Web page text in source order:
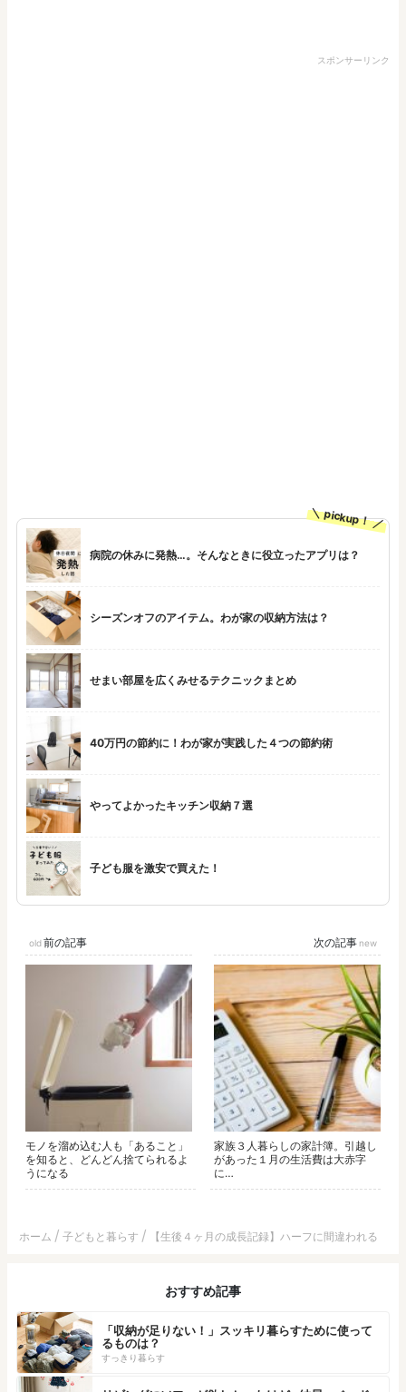
スポンサーリンク
pickup！
病院の休みに発熱…。そんなときに役立ったアプリは？
シーズンオフのアイテム。わが家の収納方法は？
せまい部屋を広くみせるテクニックまとめ
40万円の節約に！わが家が実践した４つの節約術
やってよかったキッチン収納７選
子ども服を激安で買えた！
前の記事
モノを溜め込む人も「あること」
を知ると、どんどん捨てられるよ
うになる
次の記事
家族３人暮らしの家計簿。引越し
があった１月の生活費は大赤字
に…
ホーム 子どもと暮らす 【生後４ヶ月の成長記録】ハーフに間違われる
おすすめ記事
「収納が足りない！」スッキリ暮らすために使って
るものは？
すっきり暮らす